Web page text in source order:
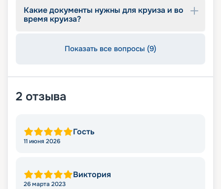
оказывать информационную поддержку на
протяжении круиза. Бронируйте путевки и
отправляйтесь в сказочное путешествие на
Какие документы нужны для круиза и во
время круиза?
Показать все вопросы (9)
2 отзыва
Гость
11 июня 2026
Виктория
26 марта 2023